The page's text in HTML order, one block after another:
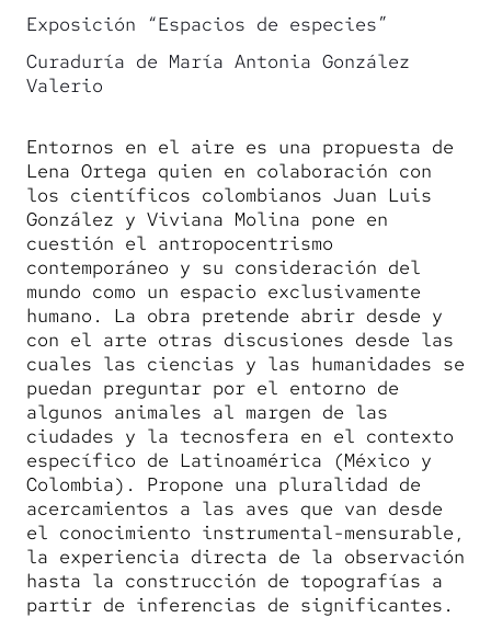
Exposición “Espacios de especies”
Curaduría de María Antonia González
Valerio
Entornos en el aire es una propuesta de
Lena Ortega quien en colaboración con
los científicos colombianos Juan Luis
González y Viviana Molina pone en
cuestión el antropocentrismo
contemporáneo y su consideración del
mundo como un espacio exclusivamente
humano. La obra pretende abrir desde y
con el arte otras discusiones desde las
cuales las ciencias y las humanidades se
puedan preguntar por el entorno de
algunos animales al margen de las
ciudades y la tecnosfera en el contexto
específico de Latinoamérica (México y
Colombia). Propone una pluralidad de
acercamientos a las aves que van desde
el conocimiento instrumental-mensurable,
la experiencia directa de la observación
hasta la construcción de topografías a
partir de inferencias de significantes.